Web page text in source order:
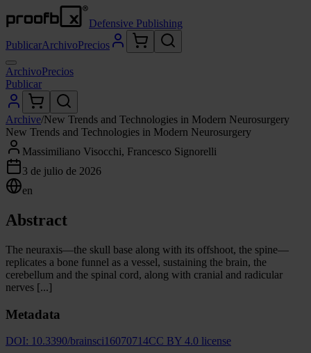
Defensive Publishing
PublicarArchivoPrecios
ArchivoPrecios
Publicar
Archive/New Trends and Technologies in Modern Neurosurgery
New Trends and Technologies in Modern Neurosurgery
Massimiliano Visocchi, Francesco Signorelli
3 de julio de 2026
en
Abstract
The neuraxis—the skull base along with its offshoot, the spine—
replicates a bone funnel as a vessel, sustaining the brain, the
cerebellum and the spinal cord, along with cranial and radicular
nerves [...]
Metadata
DOI: 10.3390/brainsci16070714CC BY 4.0 license